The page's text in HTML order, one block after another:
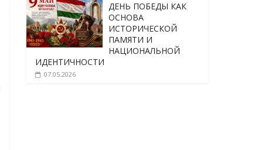
ДЕНЬ ПОБЕДЫ КАК
ОСНОВА
ИСТОРИЧЕСКОЙ
ПАМЯТИ И
НАЦИОНАЛЬНОЙ
ИДЕНТИЧНОСТИ
07.05.2026